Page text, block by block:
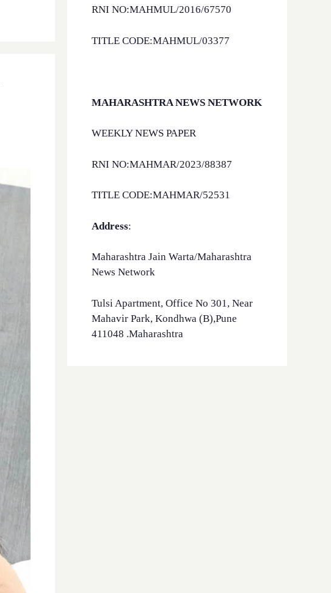
RNI NO:MAHMUL/2016/67570
TITLE CODE:MAHMUL/03377
MAHARASHTRA NEWS NETWORK
WEEKLY NEWS PAPER
RNI NO:MAHMAR/2023/88387
TITLE CODE:MAHMAR/52531
Address:
Maharashtra Jain Warta/Maharashtra
News Network
Tulsi Apartment, Office No 301, Near
Mahavir Park, Kondhwa (B),Pune
411048 .Maharashtra